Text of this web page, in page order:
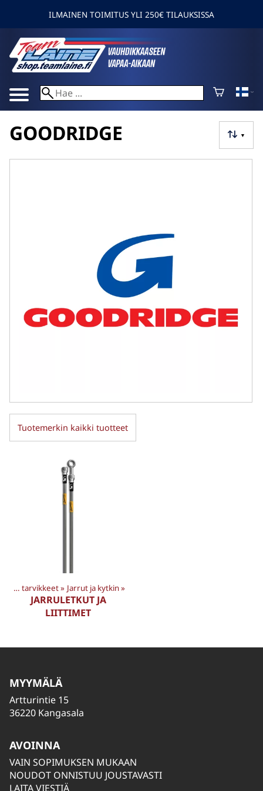
ILMAINEN TOIMITUS YLI 250€ TILAUKSISSA
▼
GOODRIDGE
Tuotemerkin kaikki tuotteet
MP tarvikkeet‪» Jarrut ja kytkin‪»
JARRULETKUT JA
LIITTIMET
MYYMÄLÄ
Artturintie 15
36220 Kangasala
AVOINNA
VAIN SOPIMUKSEN MUKAAN
NOUDOT ONNISTUU JOUSTAVASTI
LAITA VIESTIÄ